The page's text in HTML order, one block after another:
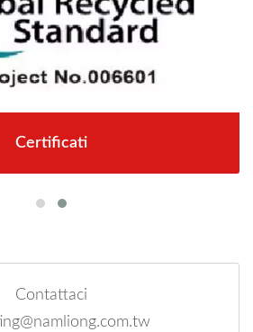
Certificati
Contattaci